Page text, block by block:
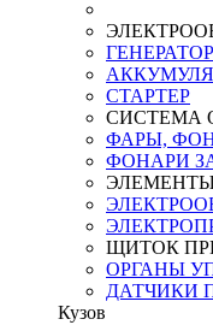
ГЕНЕРАТОР
СТАРТЕР
СИСТЕМА
ФАРЫ,
ФОНАРИ
ЩИТОК
ОРГАНЫ
ДАТЧИКИ
Кузов